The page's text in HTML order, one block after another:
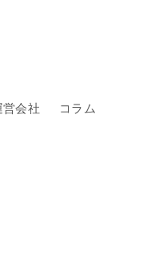
営会社 コラム